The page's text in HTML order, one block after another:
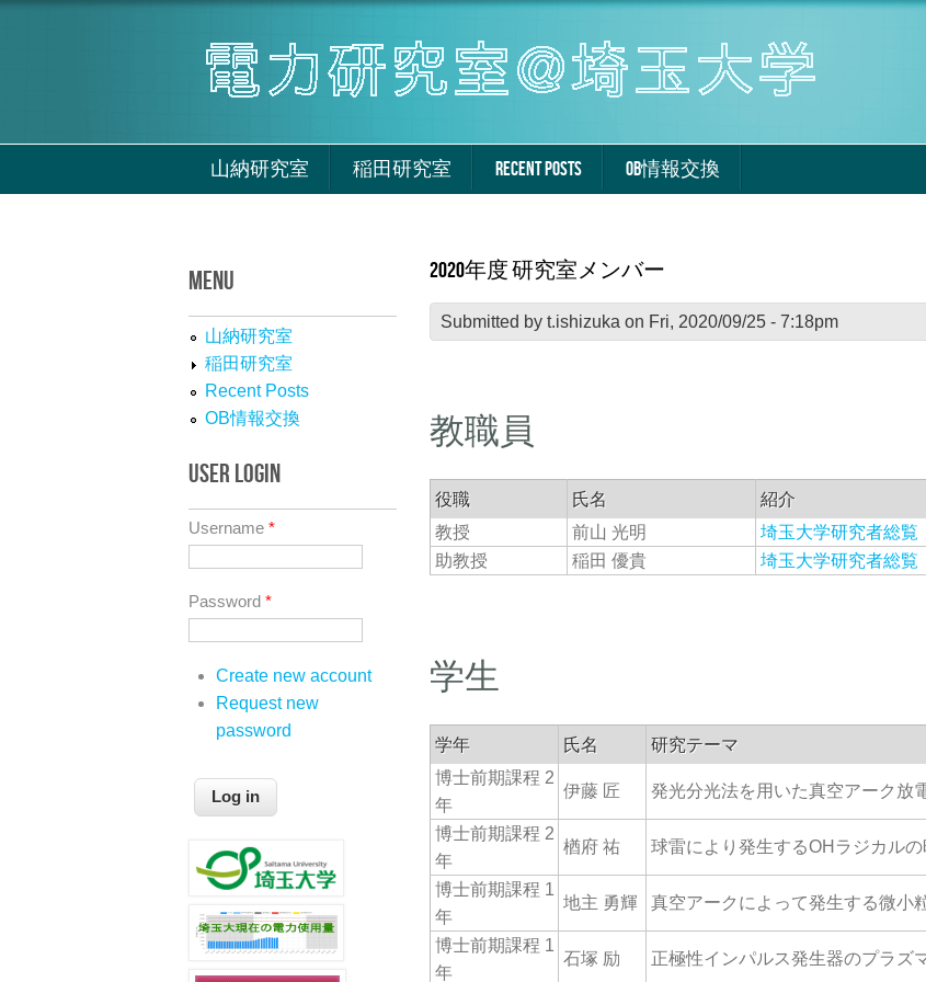
山納研究室 稲田研究室 RECENT POSTS OB情報交換
2020年度 研究室メンバー
Submitted by t.ishizuka on Fri, 2020/09/25 - 7:18pm
教職員
役職 氏名
紹介
教授
前山 光明
埼玉大学研究者総覧
助教授
稲田 優貴 埼玉大学研究者総覧
学生
学年 氏名
研究テーマ
博士前期課程 2
年
伊藤 匠 発光分光法を用いた真空アーク放
博士前期課程 2
年
楢府 祐 球雷により発生するOHラジカル
博士前期課程 1
年
地主 勇輝 真空アークによって発生する微小
博士前期課程 1
年
石塚 励 正極性インパルス発生器のプラズ
MENU
山納研究室
稲田研究室
Recent Posts
OB情報交換
USER LOGIN
Username *
Password *
Create new account
Request new
password